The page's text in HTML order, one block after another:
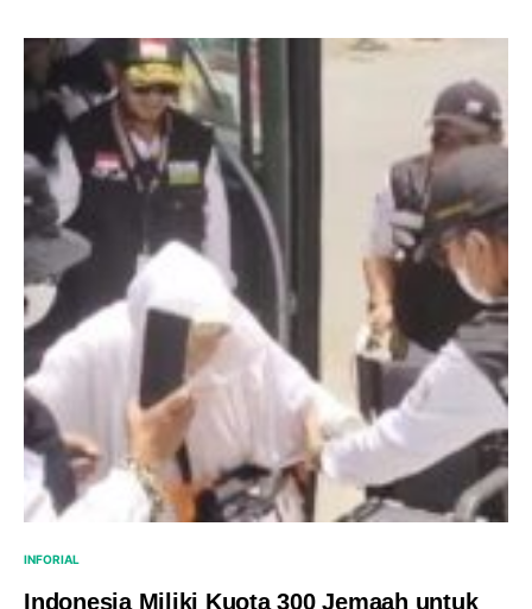
INFORIAL
Indonesia Miliki Kuota 300 Jemaah untuk